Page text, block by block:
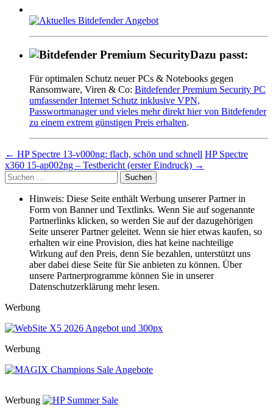
Dazu passt:
Für optimalen Schutz neuer PCs & Notebooks gegen
Ransomware, Viren & Co: Bitdefender Premium Security PC
umfassender Internet Schutz inklusive VPN,
Passwortmanager und vieles mehr direkt hier von Bitdefender
zu einem extrem günstigen Preis erhalten.
Beitragsnavigation
← HP Spectre 13-v000ng: flach, schön und schnell HP Spectre
x360 15-ap002ng – Testbericht (erster Eindruck) →
Suche
nach:
Hinweis: Diese Seite enthält Werbung unserer Partner in
Form von Banner und Textlinks. Wenn Sie auf sogenannte
Partnerlinks klicken, so werden Sie auf der dazugehörigen
Seite unserer Partner geleitet. Wenn sie hier etwas kaufen, so
erhalten wir eine Provision, dies hat keine nachteilige
Wirkung auf den Preis, denn Sie bezahlen, unterstützt uns
aber dabei diese Seite für Sie anbieten zu können. Über
unsere Partnerprogramme können Sie in unserer
Datenschutzerklärung mehr lesen.
Werbung
Werbung
Werbung